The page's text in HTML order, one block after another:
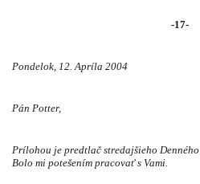
-17-
Pondelok, 12. Apríla 2004
Pán Potter,
Prílohou je predtlač stredajšieho Denného
Bolo mi potešením pracovať s Vami.